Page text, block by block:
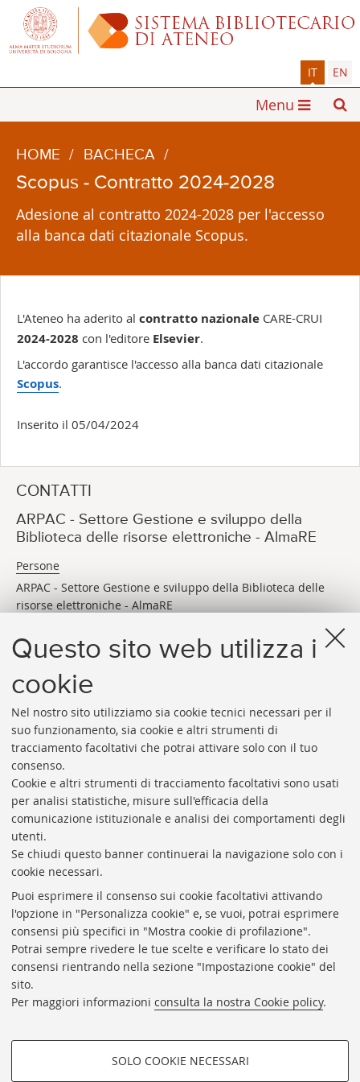
Questo sito web utilizza i
cookie
Nel nostro sito utilizziamo sia cookie tecnici necessari per il
suo funzionamento, sia cookie e altri strumenti di
tracciamento facoltativi che potrai attivare solo con il tuo
consenso.
Cookie e altri strumenti di tracciamento facoltativi sono usati
per analisi statistiche, misure sull'efficacia della
comunicazione istituzionale e analisi dei comportamenti degli
utenti.
Se chiudi questo banner continuerai la navigazione solo con i
cookie necessari.
Puoi esprimere il consenso sui cookie facoltativi attivando
l'opzione in "Personalizza cookie" e, se vuoi, potrai esprimere
consensi più specifici in "Mostra cookie di profilazione".
Potrai sempre rivedere le tue scelte e verificare lo stato dei
consensi rientrando nella sezione "Impostazione cookie" del
sito.
Per maggiori informazioni consulta la nostra Cookie policy.
COOKIE DI PROFILAZIONE -
SOLO COOKIE NECESSARI
IT EN
Menu
HOME / BACHECA /
Scopus - Contratto 2024-2028
Adesione al contratto 2024-2028 per l'accesso
alla banca dati citazionale Scopus.
L'Ateneo ha aderito al contratto nazionaleCARE-CRUI
2024-2028 con l'editore Elsevier.
L'accordo garantisce l'accesso alla banca dati citazionale
Scopus.
Inserito il 05/04/2024
CONTATTI
ARPAC - Settore Gestione e sviluppo della
Biblioteca delle risorse elettroniche - AlmaRE
Persone
ARPAC - Settore Gestione e sviluppo della Biblioteca delle
risorse elettroniche - AlmaRE
E-MAIL
arpac.almare@unibo.it
Rubrica di Ateneo
Rss
Statistiche
Biblioteche di Ateneo
Sale studio
Carta dei servizi
Proxy
Help Desk
Informazioni sul sito e accessibilità